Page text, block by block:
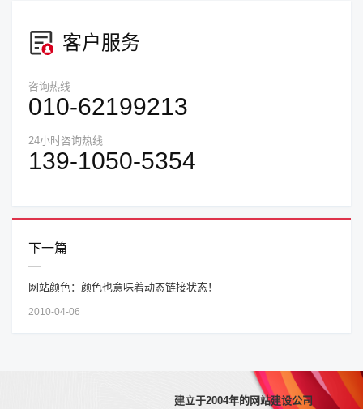
客户服务
咨询热线
010-62199213
24小时咨询热线
139-1050-5354
下一篇
网站颜色：颜色也意味着动态链接状态！
2010-04-06
建立于2004年的网站建设公司